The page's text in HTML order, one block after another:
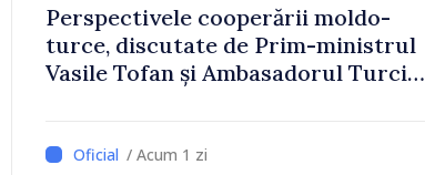
Perspectivele cooperării moldo-
turce, discutate de Prim-ministrul
Vasile Tofan și Ambasadorul Turciei,
/ Acum 1 zi